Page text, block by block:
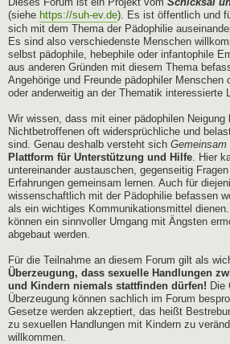
(siehe https://suh-ev.de). Es ist öffentlich und
sich mit dem Thema der Pädophilie
Es sind also verschiedenste Menschen
selbst pädophile, hebephile oder infantophile
aus anderen Gründen mit diesem Thema
Angehörige und Freunde pädophiler Menschen
oder anderweitig an der Thematik interessierte
Wir wissen, dass mit einer pädophilen Neigung
Nichtbetroffenen oft widersprüchliche und
sind. Genau deshalb versteht sich
Plattform für Unterstützung und Hilfe. Hier
untereinander austauschen, gegenseitig
Erfahrungen gemeinsam lernen. Auch für
wissenschaftlich mit der Pädophilie befassen
als ein wichtiges Kommunikationsmittel
können ein sinnvoller Umgang mit Ängsten
abgebaut werden.
Für die Teilnahme an diesem Forum gilt als
Überzeugung, dass sexuelle Handlungen
und Kindern niemals stattfinden dürfen! Die
Überzeugung können sachlich im Forum
Gesetze werden akzeptiert, das heißt
zu sexuellen Handlungen mit Kindern zu
willkommen.